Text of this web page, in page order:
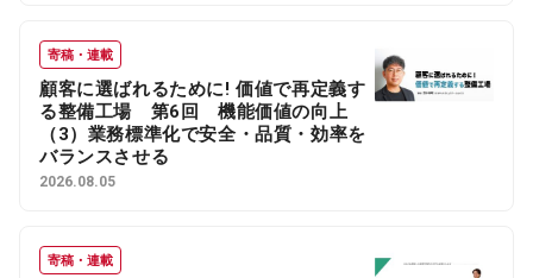
寄稿・連載
顧客に選ばれるために! 価値で再定義す
る整備工場 第6回 機能価値の向上
（3）業務標準化で安全・品質・効率を
バランスさせる
2026.08.05
寄稿・連載